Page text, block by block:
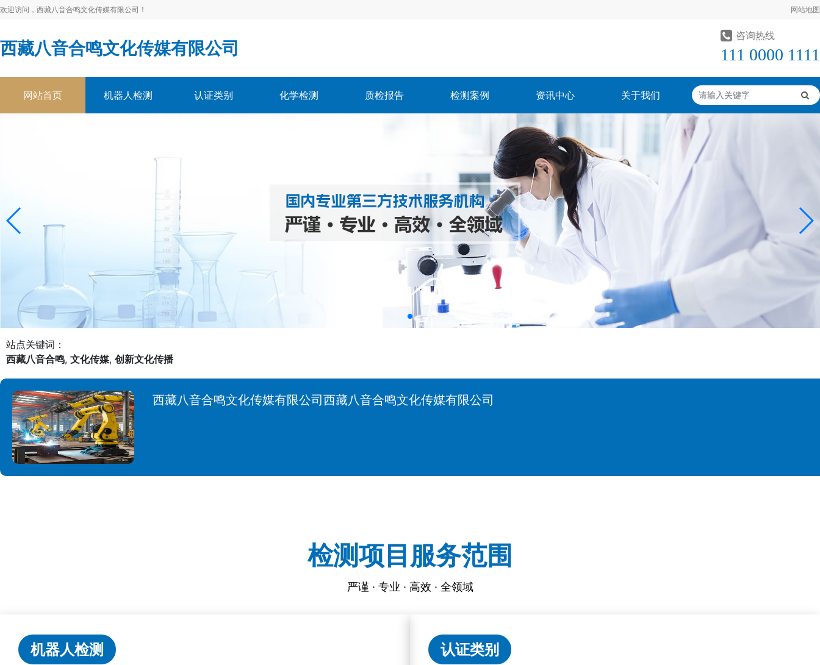
欢迎访问，西藏八音合鸣文化传媒有限公司！ 网站地图
西藏八音合鸣文化传媒有限公司
咨询热线
111 0000 1111
网站首页 机器人检测 认证类别 化学检测 质检报告 检测案例 资讯中心 关于我们
站点关键词：
西藏八音合鸣, 文化传媒, 创新文化传播
西藏八音合鸣文化传媒有限公司西藏八音合鸣文化传媒有限公司
检测项目服务范围
严谨 · 专业 · 高效 · 全领域
机器人检测 认证类别